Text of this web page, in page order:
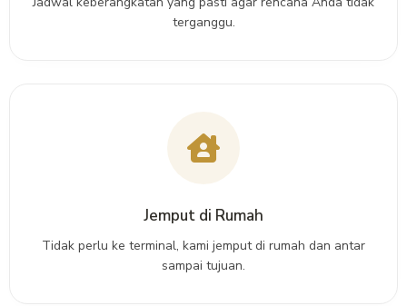
terganggu.
Jemput di Rumah
Tidak perlu ke terminal, kami jemput di rumah dan antar
sampai tujuan.